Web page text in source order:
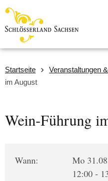
Startseite Veranstaltungen
im August
Wein-Führung
Wann:
Mo
12:00 -